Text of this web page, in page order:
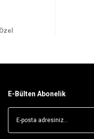
E-Bülten Abonelik